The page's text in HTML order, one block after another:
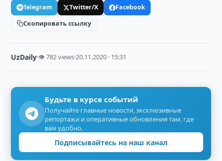
Telegram Twitter/X
Facebook
Скопировать ссылку
UzDaily·👁 782 views·20.11.2020 · 15:31
Будьте в курсе событий
Получайте главные новости, эксклюзивные
репортажи и оперативные обновления там, где
вам удобно.
Подписывайтесь на наш канал